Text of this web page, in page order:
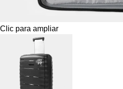
Clic para ampliar